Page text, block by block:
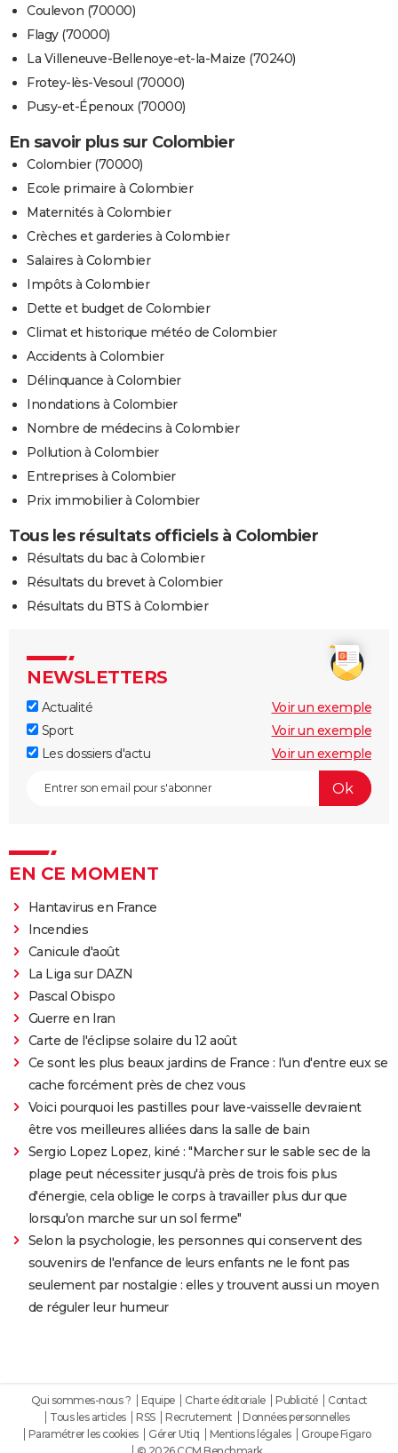
Coulevon (70000)
Flagy (70000)
La Villeneuve-Bellenoye-et-la-Maize (70240)
Frotey-lès-Vesoul (70000)
Pusy-et-Épenoux (70000)
En savoir plus sur Colombier
Colombier (70000)
Ecole primaire à Colombier
Maternités à Colombier
Crèches et garderies à Colombier
Salaires à Colombier
Impôts à Colombier
Dette et budget de Colombier
Climat et historique météo de Colombier
Accidents à Colombier
Délinquance à Colombier
Inondations à Colombier
Nombre de médecins à Colombier
Pollution à Colombier
Entreprises à Colombier
Prix immobilier à Colombier
Tous les résultats officiels à Colombier
Résultats du bac à Colombier
Résultats du brevet à Colombier
Résultats du BTS à Colombier
NEWSLETTERS
Actualité
Voir un exemple
Sport
Voir un exemple
Les dossiers d'actu
Voir un exemple
EN CE MOMENT
Hantavirus en France
Incendies
Canicule d'août
La Liga sur DAZN
Pascal Obispo
Guerre en Iran
Carte de l'éclipse solaire du 12 août
Ce sont les plus beaux jardins de France : l'un d'entre eux se
cache forcément près de chez vous
Voici pourquoi les pastilles pour lave-vaisselle devraient
être vos meilleures alliées dans la salle de bain
Sergio Lopez Lopez, kiné : "Marcher sur le sable sec de la
plage peut nécessiter jusqu'à près de trois fois plus
d'énergie, cela oblige le corps à travailler plus dur que
lorsqu'on marche sur un sol ferme"
Selon la psychologie, les personnes qui conservent des
souvenirs de l'enfance de leurs enfants ne le font pas
seulement par nostalgie : elles y trouvent aussi un moyen
de réguler leur humeur
Qui sommes-nous ? Equipe Charte éditoriale Publicité
Contact
Tous les articles
RSS Recrutement
Données personnelles
Paramétrer les cookies
Gérer Utiq Mentions légales
Groupe Figaro